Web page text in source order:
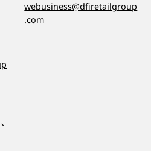
webusiness@dfiretailgroup
.com